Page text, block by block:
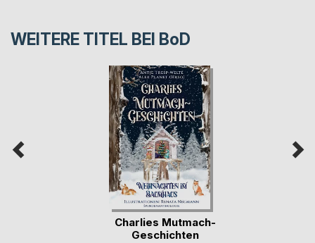
WEITERE TITEL BEI BoD
Charlies Mutmach-
Geschichten